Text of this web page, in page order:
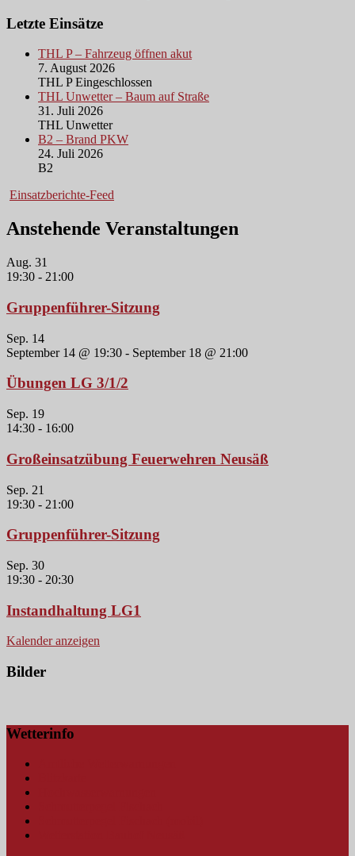
Letzte Einsätze
THL P – Fahrzeug öffnen akut
7. August 2026
THL P Eingeschlossen
THL Unwetter – Baum auf Straße
31. Juli 2026
THL Unwetter
B2 – Brand PKW
24. Juli 2026
B2
Einsatzberichte-Feed
Anstehende Veranstaltungen
Aug. 31
19:30 - 21:00
Gruppenführer-Sitzung
Sep. 14
September 14 @ 19:30 - September 18 @ 21:00
Übungen LG 3/1/2
Sep. 19
14:30 - 16:00
Großeinsatzübung Feuerwehren Neusäß
Sep. 21
19:30 - 21:00
Gruppenführer-Sitzung
Sep. 30
19:30 - 20:30
Instandhaltung LG1
Kalender anzeigen
Bilder
Wetterinfo